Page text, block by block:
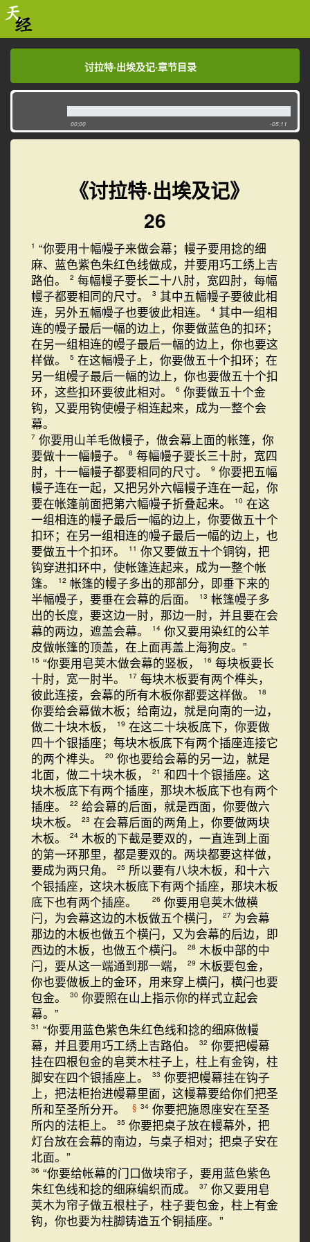
讨拉特·出埃及记·章节目录
讨拉特·出埃及记·章节目录
00:00 -05:11
《讨拉特·出埃及记》
26
1 “你要用十幅幔子来做会幕；幔子要用捻的细
麻、蓝色紫色朱红色线做成，并要用巧工绣上吉
路伯。
2 每幅幔子要长二十八肘，宽四肘，每幅
幔子都要相同的尺寸。
3 其中五幅幔子要彼此相
连，另外五幅幔子也要彼此相连。
4 其中一组相
连的幔子最后一幅的边上，你要做蓝色的扣环；
在另一组相连的幔子最后一幅的边上，你也要这
样做。
5 在这幅幔子上，你要做五十个扣环；在
另一组幔子最后一幅的边上，你也要做五十个扣
环，这些扣环要彼此相对。
6 你要做五十个金
钩，又要用钩使幔子相连起来，成为一整个会
幕。
7 你要用山羊毛做幔子，做会幕上面的帐篷，你
要做十一幅幔子。
8 每幅幔子要长三十肘，宽四
肘，十一幅幔子都要相同的尺寸。
9 你要把五幅
幔子连在一起，又把另外六幅幔子连在一起，你
要在帐篷前面把第六幅幔子折叠起来。
10 在这
一组相连的幔子最后一幅的边上，你要做五十个
扣环；在另一组相连的幔子最后一幅的边上，也
要做五十个扣环。
11 你又要做五十个铜钩，把
钩穿进扣环中，使帐篷连起来，成为一整个帐
篷。
12 帐篷的幔子多出的那部分，即垂下来的
半幅幔子，要垂在会幕的后面。
13 帐篷幔子多
出的长度，要这边一肘，那边一肘，并且要在会
幕的两边，遮盖会幕。
14 你又要用染红的公羊
皮做帐篷的顶盖，在上面再盖上海狗皮。”
15 “你要用皂荚木做会幕的竖板， 16 每块板要长
十肘，宽一肘半。
17 每块木板要有两个榫头，
彼此连接，会幕的所有木板你都要这样做。
18
你要给会幕做木板；给南边，就是向南的一边，
做二十块木板，
19 在这二十块板底下，你要做
四十个银插座；每块木板底下有两个插座连接它
的两个榫头。
20 你也要给会幕的另一边，就是
北面，做二十块木板，
21 和四十个银插座。这
块木板底下有两个插座，那块木板底下也有两个
插座。
22 给会幕的后面，就是西面，你要做六
块木板。
23 在会幕后面的两角上，你要做两块
木板。
24 木板的下截是要双的，一直连到上面
的第一环那里，都是要双的。两块都要这样做，
要成为两只角。
25 所以要有八块木板，和十六
个银插座，这块木板底下有两个插座，那块木板
底下也有两个插座。
26 你要用皂荚木做横
闩，为会幕这边的木板做五个横闩，
27 为会幕
那边的木板也做五个横闩，又为会幕的后边，即
西边的木板，也做五个横闩。
28 木板中部的中
闩，要从这一端通到那一端，
29 木板要包金，
你也要做板上的金环，用来穿上横闩，横闩也要
包金。
30 你要照在山上指示你的样式立起会
幕。”
31 “你要用蓝色紫色朱红色线和捻的细麻做幔
幕，并且要用巧工绣上吉路伯。
32 你要把幔幕
挂在四根包金的皂荚木柱子上，柱上有金钩，柱
脚安在四个银插座上。
33 你要把幔幕挂在钩子
上，把法柜抬进幔幕里面，这幔幕要给你们把圣
所和至圣所分开。
§ 34 你要把施恩座安在至圣
所内的法柜上。
35 你要把桌子放在幔幕外，把
灯台放在会幕的南边，与桌子相对；把桌子安在
北面。”
36 “你要给帐幕的门口做块帘子，要用蓝色紫色
朱红色线和捻的细麻编织而成。
37 你又要用皂
荚木为帘子做五根柱子，柱子要包金，柱上有金
钩，你也要为柱脚铸造五个铜插座。”